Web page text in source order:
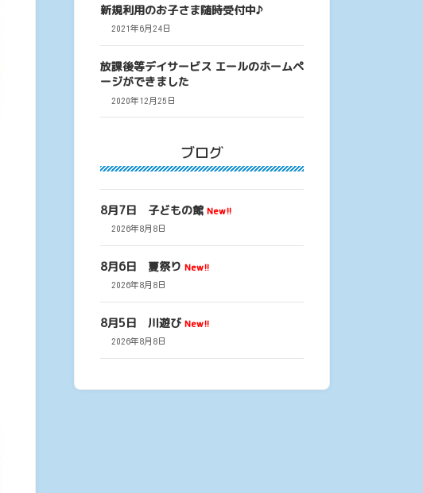
新規利用のお子さま随時受付中♪
2021年6月24日
放課後等デイサービス エールのホームペ
ージができました
2020年12月25日
ブログ
8月7日 子どもの館 New!!
2026年8月8日
8月6日 夏祭り New!!
2026年8月8日
8月5日 川遊び New!!
2026年8月8日